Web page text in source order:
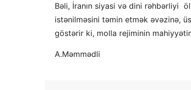
Bəli, İranın siyasi və dini rəhbərliyi
istənilməsini təmin etmək əvəzinə,
göstərir ki, molla rejiminin
A.Məmmədli